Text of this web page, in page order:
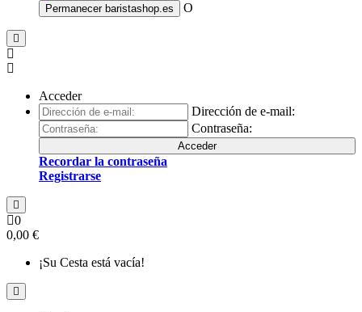
Permanecer baristashop.es O
Acceder
Dirección de e-mail:
Contraseña:
Acceder
Recordar la contraseña
Registrarse
0
0,00 €
¡Su Cesta está vacía!